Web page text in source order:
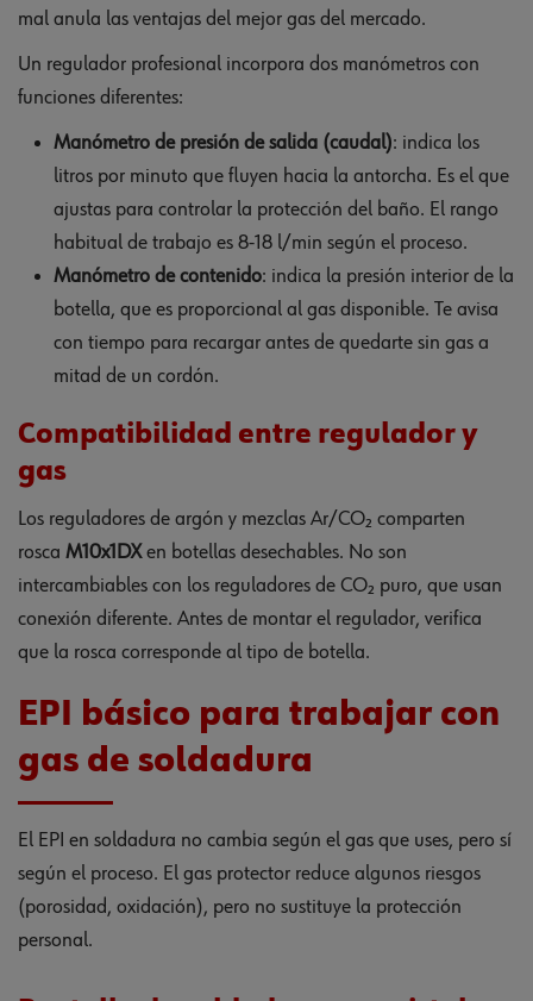
mal anula las ventajas del mejor gas del mercado.
Un regulador profesional incorpora dos manómetros con
funciones diferentes:
Manómetro de presión de salida (caudal): indica los
litros por minuto que fluyen hacia la antorcha. Es el que
ajustas para controlar la protección del baño. El rango
habitual de trabajo es 8-18 l/min según el proceso.
Manómetro de contenido: indica la presión interior de la
botella, que es proporcional al gas disponible. Te avisa
con tiempo para recargar antes de quedarte sin gas a
mitad de un cordón.
Compatibilidad entre regulador y
gas
Los reguladores de argón y mezclas Ar/CO₂ comparten
rosca M10x1DXen botellas desechables. No son
intercambiables con los reguladores de CO₂ puro, que usan
conexión diferente. Antes de montar el regulador, verifica
que la rosca corresponde al tipo de botella.
EPI básico para trabajar con
gas de soldadura
El EPI en soldadura no cambia según el gas que uses, pero sí
según el proceso. El gas protector reduce algunos riesgos
(porosidad, oxidación), pero no sustituye la protección
personal.